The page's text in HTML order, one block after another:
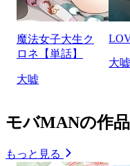
魔法女子大生ク
ロネ【単話】
大嘘
大嘘
モバMANの作品
もっと見る